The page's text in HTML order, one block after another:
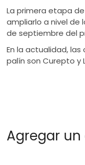
La primera etapa
ampliarlo a nivel de
de septiembre del
En la actualidad,
palín son Curepto y
Agregar